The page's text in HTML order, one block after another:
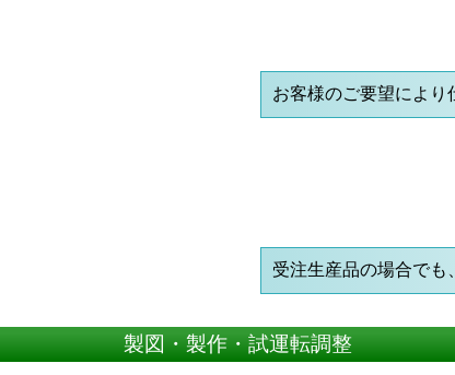
お客様のご要望により
受注生産品の場合でも
製図・製作・試運転調整